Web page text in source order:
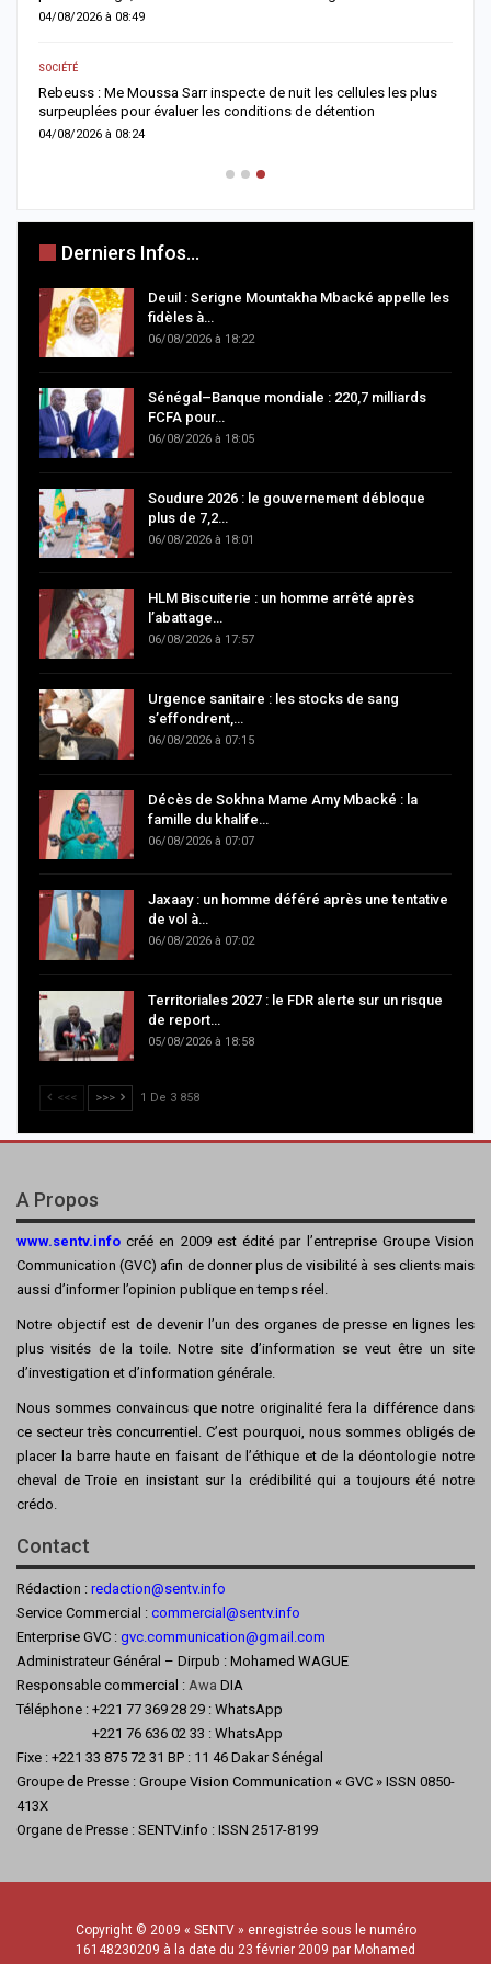
04/08/2026 à 08:49
SOCIÉTÉ
Rebeuss : Me Moussa Sarr inspecte de nuit les cellules les plus
surpeuplées pour évaluer les conditions de détention
04/08/2026 à 08:24
Derniers Infos...
Deuil : Serigne Mountakha Mbacké appelle les
fidèles à…
06/08/2026 à 18:22
Sénégal–Banque mondiale : 220,7 milliards
FCFA pour…
06/08/2026 à 18:05
Soudure 2026 : le gouvernement débloque
plus de 7,2…
06/08/2026 à 18:01
HLM Biscuiterie : un homme arrêté après
l’abattage…
06/08/2026 à 17:57
Urgence sanitaire : les stocks de sang
s’effondrent,…
06/08/2026 à 07:15
Décès de Sokhna Mame Amy Mbacké : la
famille du khalife…
06/08/2026 à 07:07
Jaxaay : un homme déféré après une tentative
de vol à…
06/08/2026 à 07:02
Territoriales 2027 : le FDR alerte sur un risque
de report…
05/08/2026 à 18:58
<<< >>> 1 De 3 858
A Propos
www.sentv.info créé en 2009 est édité par l’entreprise Groupe Vision
Communication (GVC) afin de donner plus de visibilité à ses clients mais
aussi d’informer l’opinion publique en temps réel.
Notre objectif est de devenir l’un des organes de presse en lignes les
plus visités de la toile. Notre site d’information se veut être un site
d’investigation et d’information générale.
Nous sommes convaincus que notre originalité fera la différence dans
ce secteur très concurrentiel. C’est pourquoi, nous sommes obligés de
placer la barre haute en faisant de l’éthique et de la déontologie notre
cheval de Troie en insistant sur la crédibilité qui a toujours été notre
crédo.
Contact
Rédaction : redaction@sentv.info
Service Commercial : commercial@sentv.info
Enterprise GVC : gvc.communication@gmail.com
Administrateur Général – Dirpub : Mohamed WAGUE
Responsable commercial : Awa DIA
Téléphone : +221 77 369 28 29 : WhatsApp
+221 76 636 02 33 : WhatsApp
Fixe : +221 33 875 72 31 BP : 11 46 Dakar Sénégal
Groupe de Presse : Groupe Vision Communication « GVC » ISSN 0850-
413X
Organe de Presse : SENTV.info : ISSN 2517-8199
Copyright © 2009 « SENTV » enregistrée sous le numéro
16148230209 à la date du 23 février 2009 par Mohamed